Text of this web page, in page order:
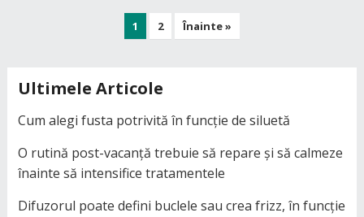
1 2 Înainte »
Ultimele Articole
Cum alegi fusta potrivită în funcție de siluetă
O rutină post-vacanță trebuie să repare și să calmeze
înainte să intensifice tratamentele
Difuzorul poate defini buclele sau crea frizz, în funcție